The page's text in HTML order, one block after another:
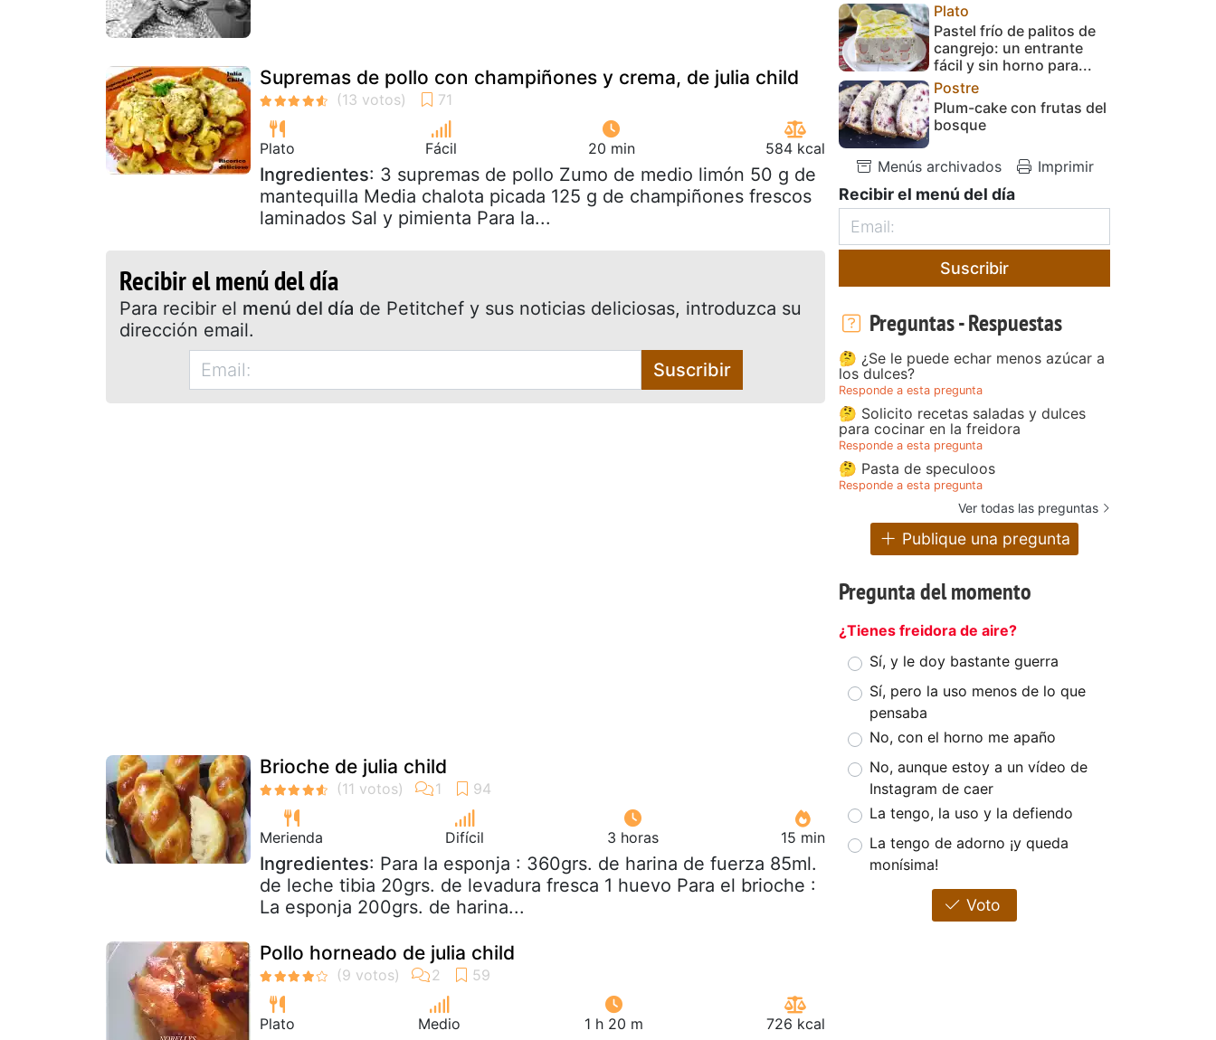
Supremas de pollo con champiñones y crema, de julia child
Plato Fácil 20 min 584 kcal
Ingredientes: 3 supremas de pollo Zumo de medio limón 50 g de
mantequilla Media chalota picada 125 g de champiñones frescos
laminados Sal y pimienta Para la...
Recibir el menú del día
Para recibir el menú del día de Petitchef y sus noticias deliciosas, introduzca su
dirección email.
Suscribir
Brioche de julia child
Merienda Difícil 3 horas 15 min
Ingredientes: Para la esponja : 360grs. de harina de fuerza 85ml.
de leche tibia 20grs. de levadura fresca 1 huevo Para el brioche :
La esponja 200grs. de harina...
Pollo horneado de julia child
Plato Medio 1 h 20 m 726 kcal
Plato
Pastel frío de palitos de
cangrejo: un entrante
fácil y sin horno para...
Postre
Plum-cake con frutas del
bosque
Menús archivados Imprimir
Recibir el menú del día
Suscribir
Preguntas - Respuestas
🤔 ¿Se le puede echar menos azúcar a
los dulces?
Responde a esta pregunta
🤔 Solicito recetas saladas y dulces
para cocinar en la freidora
Responde a esta pregunta
🤔 Pasta de speculoos
Responde a esta pregunta
Ver todas las preguntas
Publique una pregunta
Pregunta del momento
¿Tienes freidora de aire?
Sí, y le doy bastante guerra
Sí, pero la uso menos de lo que
pensaba
No, con el horno me apaño
No, aunque estoy a un vídeo de
Instagram de caer
La tengo, la uso y la defiendo
La tengo de adorno ¡y queda
monísima!
Voto